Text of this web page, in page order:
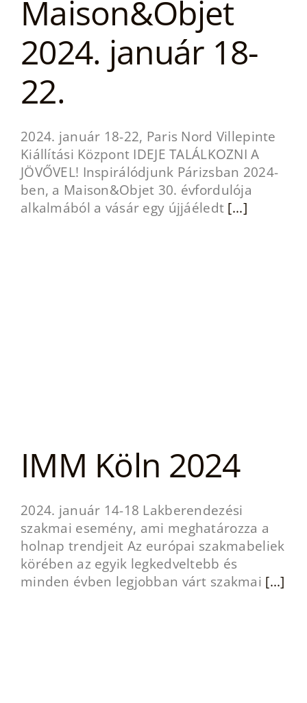
Maison&Objet
2024. január 18-
22.
2024. január 18-22, Paris Nord Villepinte
Kiállítási Központ IDEJE TALÁLKOZNI A
JÖVŐVEL! Inspirálódjunk Párizsban 2024-
ben, a Maison&Objet 30. évfordulója
alkalmából a vásár egy újjáéledt [...]
IMM Köln 2024
2024. január 14-18 Lakberendezési
szakmai esemény, ami meghatározza a
holnap trendjeit Az európai szakmabeliek
körében az egyik legkedveltebb és
minden évben legjobban várt szakmai [...]